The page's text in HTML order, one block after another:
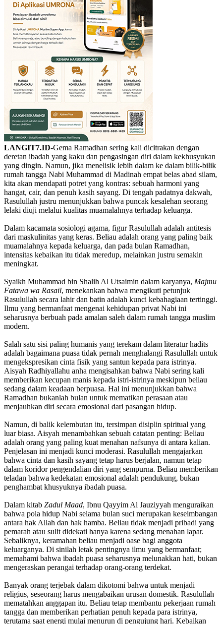
LANGIT7.ID-Gema Ramadhan sering kali dicitrakan dengan
deretan ibadah yang kaku dan pengasingan diri dalam kekhusyukan
yang dingin. Namun, jika menelisik lebih dalam ke dalam bilik-bilik
rumah tangga Nabi Muhammad di Madinah empat belas abad silam,
kita akan mendapati potret yang kontras: sebuah harmoni yang
hangat, cair, dan penuh kasih sayang. Di tengah padatnya dakwah,
Rasulullah justru menunjukkan bahwa puncak kesalehan seorang
lelaki diuji melalui kualitas muamalahnya terhadap keluarga.
Dalam kacamata sosiologi agama, figur Rasulullah adalah antitesis
dari maskulinitas yang keras. Beliau adalah orang yang paling baik
muamalahnya kepada keluarga, dan pada bulan Ramadhan,
intensitas kebaikan itu tidak meredup, melainkan justru semakin
meningkat.
Syaikh Muhammad bin Shalih Al Utsaimin dalam karyanya, Majmu
Fatawa wa Rasail, menekankan bahwa mengikuti petunjuk
Rasulullah secara lahir dan batin adalah kunci kebahagiaan tertinggi.
Ilmu yang bermanfaat mengenai kehidupan privat Nabi ini
seharusnya berbuah pada amalan saleh dalam rumah tangga muslim
modern.
Salah satu sisi paling humanis yang terekam dalam literatur hadits
adalah bagaimana puasa tidak pernah menghalangi Rasulullah untuk
mengekspresikan cinta fisik yang santun kepada para istrinya.
Aisyah Radhiyallahu anha mengisahkan bahwa Nabi sering kali
memberikan kecupan manis kepada istri-istrinya meskipun beliau
sedang dalam keadaan berpuasa. Hal ini menunjukkan bahwa
Ramadhan bukanlah bulan untuk mematikan perasaan atau
menjauhkan diri secara emosional dari pasangan hidup.
Namun, di balik kelembutan itu, tersimpan disiplin spiritual yang
luar biasa. Aisyah menambahkan sebuah catatan penting: Beliau
adalah orang yang paling kuat menahan nafsunya di antara kalian.
Penjelasan ini menjadi kunci moderasi. Rasulullah mengajarkan
bahwa cinta dan kasih sayang tetap harus berjalan, namun tetap
dalam koridor pengendalian diri yang sempurna. Beliau memberikan
teladan bahwa kedekatan emosional adalah pendukung, bukan
penghambat khusyuknya ibadah puasa.
Dalam kitab Zadul Maad, Ibnu Qayyim Al Jauziyyah menguraikan
bahwa pola hidup Nabi selama bulan suci merupakan keseimbangan
antara hak Allah dan hak hamba. Beliau tidak menjadi pribadi yang
pemarah atau sulit didekati hanya karena sedang menahan lapar.
Sebaliknya, keramahan beliau menjadi oase bagi anggota
keluarganya. Di sinilah letak pentingnya ilmu yang bermanfaat;
memahami bahwa ibadah puasa seharusnya melunakkan hati, bukan
mengeraskan perangai terhadap orang-orang terdekat.
Banyak orang terjebak dalam dikotomi bahwa untuk menjadi
religius, seseorang harus mengabaikan urusan domestik. Rasulullah
mematahkan anggapan itu. Beliau tetap membantu pekerjaan rumah
tangga dan memberikan perhatian penuh kepada para istrinya,
terutama saat energi mulai menurun di pengujung hari. Kebaikan